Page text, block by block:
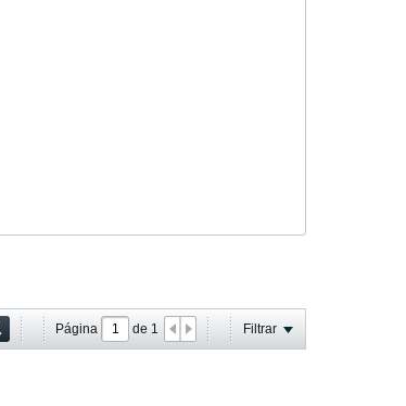
Página de 1 Filtrar